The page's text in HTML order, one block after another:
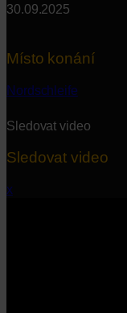
30.09.2025
Místo konání
Nordschleife
Sledovat video
Sledovat video
x